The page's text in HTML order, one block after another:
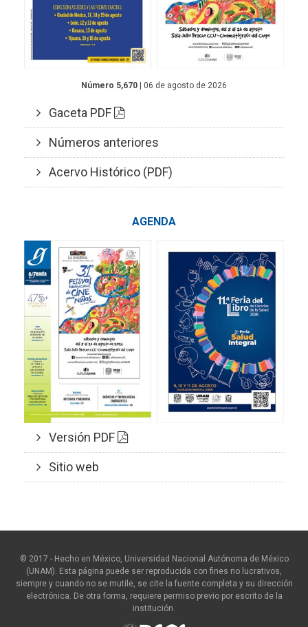
Número 5,670 | 06 de agosto de 2026
Gaceta PDF
Números anteriores
Acervo Histórico (PDF)
AGENDA
Versión PDF
Sitio web
© 2017 - Hecho en México, Universidad Nacional Autónoma de México
(UNAM). Esta página puede ser reproducida con fines no lucrativos,
siempre y cuando no se mutile, se cite la fuente completa y su dirección
electrónica. De otra forma, requiere permiso previo por escrito de la
institución.